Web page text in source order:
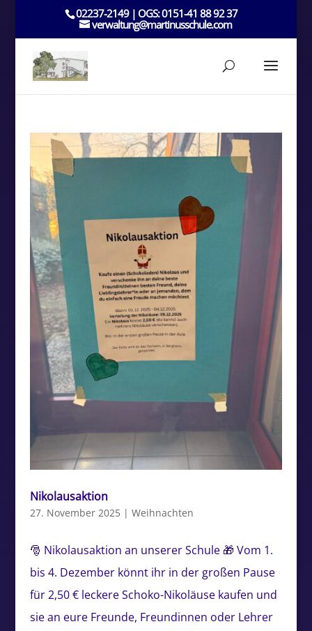
02237-2149 | OGS: 0151-41 88 92 37
verwaltung@martinusschule.com
Nikolausaktion
27. November 2025| Weihnachten
🎅 Nikolausaktion an unserer Schule 🎁 Vom 1.
bis 4. Dezember könnt ihr in der großen Pause
für 2,50 € leckere Schoko-Nikoläuse kaufen und
sie an eure Freunde, Freundinnen oder Lehrer